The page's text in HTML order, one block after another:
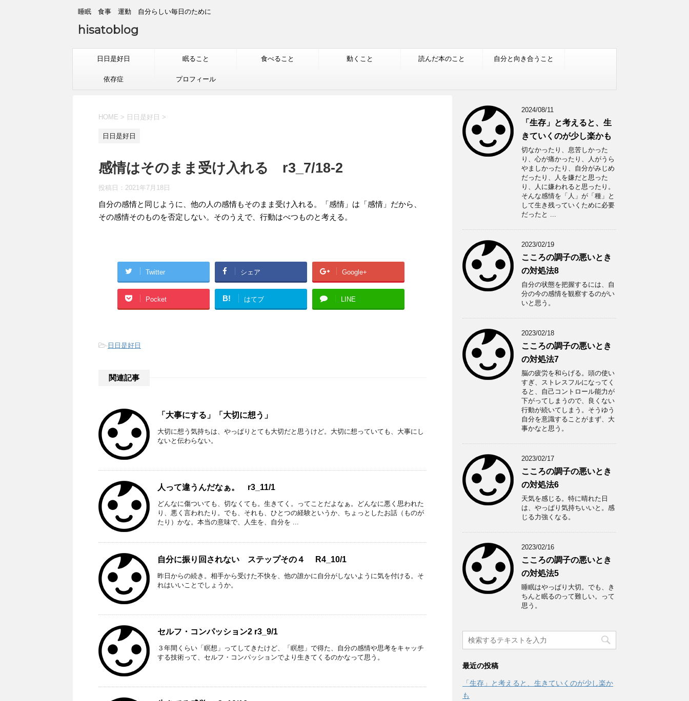
睡眠 食事 運動 自分らしい毎日のために
hisatoblog
日日是好日 眠ること 食べること 動くこと 読んだ本のこと 自分と向き合うこと
依存症 プロフィール
HOME > 日日是好日 >
日日是好日
感情はそのまま受け入れる r3_7/18-2
投稿日： 2021年7月18日
自分の感情と同じように、他の人の感情もそのまま受け入れる。「感情」は「感情」だから、
その感情そのものを否定しない。そのうえで、行動はべつものと考える。
Twitter シェア Google+
Pocket B! はてブ LINE
- 日日是好日
関連記事
「大事にする」「大切に想う」
大切に想う気持ちは、やっぱりとても大切だと思うけど。大切に想っていても、大事にし
ないと伝わらない。
人って違うんだなぁ。 r3_11/1
どんなに傷ついても、切なくても。生きてく。ってことだよなぁ。どんなに悪く思われた
り、悪く言われたり。でも、それも、ひとつの経験というか、ちょっとしたお話（ものが
たり）かな。本当の意味で、人生を、自分を ...
自分に振り回されない ステップその４ R4_10/1
昨日からの続き。相手から受けた不快を、他の誰かに自分がしないように気を付ける。そ
れはいいことでしょうか。
セルフ・コンパッション2 r3_9/1
３年間くらい「瞑想」ってしてきたけど、「瞑想」で得た、自分の感情や思考をキャッチ
する技術って、セルフ・コンパッションでより生きてくるのかなって思う。
2024/08/11
「生存」と考えると、生
きていくのが少し楽かも
切なかったり、息苦しかった
り、心が痛かったり、人がうら
やましかったり、自分がみじめ
だったり、人を嫌だと思った
り、人に嫌われると思ったり。
そんな感情を「人」が「種」と
して生き残っていくために必要
だったと ...
2023/02/19
こころの調子の悪いとき
の対処法8
自分の状態を把握するには、自
分の今の感情を観察するのがい
いと思う。
2023/02/18
こころの調子の悪いとき
の対処法7
脳の疲労を和らげる。頭の使い
すぎ、ストレスフルになってく
ると、自己コントロール能力が
下がってしまうので、良くない
行動が続いてしまう。そうゆう
自分を意識することがまず、大
事かなと思う。
2023/02/17
こころの調子の悪いとき
の対処法6
天気を感じる。特に晴れた日
は、やっぱり気持ちいいと。感
じる力強くなる。
2023/02/16
こころの調子の悪いとき
の対処法5
睡眠はやっぱり大切。でも、き
ちんと眠るのって難しい。って
思う。
最近の投稿
「生存」と考えると、生きていくのが少し楽か
も